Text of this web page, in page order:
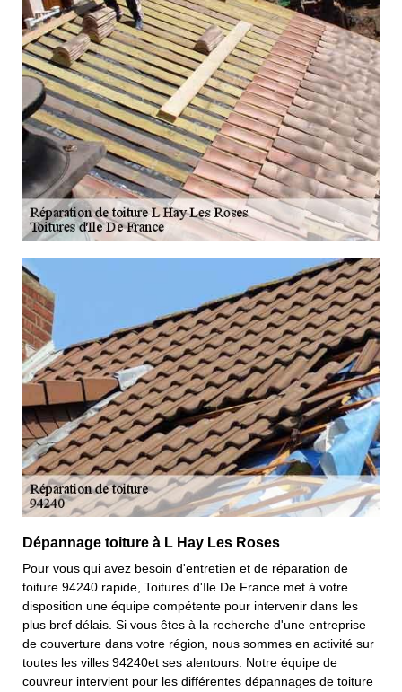
Dépannage toiture à L Hay Les Roses
Pour vous qui avez besoin d'entretien et de réparation de
toiture 94240 rapide, Toitures d'Ile De France met à votre
disposition une équipe compétente pour intervenir dans les
plus bref délais. Si vous êtes à la recherche d'une entreprise
de couverture dans votre région, nous sommes en activité sur
toutes les villes 94240et ses alentours. Notre équipe de
couvreur intervient pour les différentes dépannages de toiture